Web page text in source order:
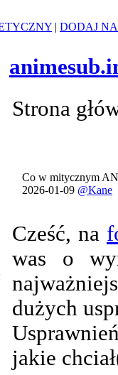
| DODAJ
Strona
Co w mitycznym
2026-01-09 @Kane
Cześć, na
was o
dużych
jakie